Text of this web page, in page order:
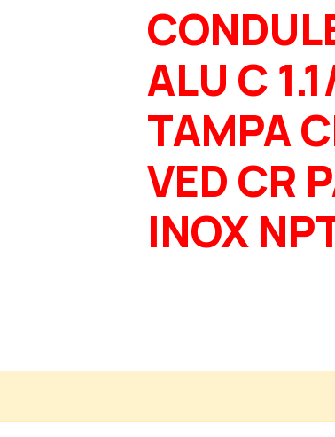
ALU C
TAMPA
VED CR
INOX